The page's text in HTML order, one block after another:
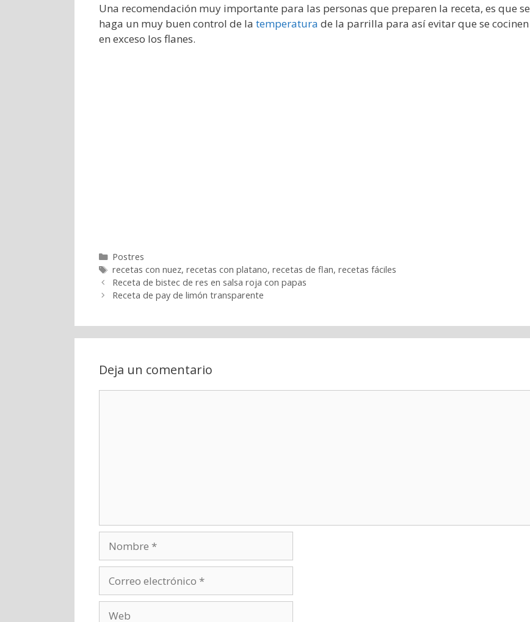
Una recomendación muy importante para las personas que preparen la receta, es que se
haga un muy buen control de la temperatura de la parrilla para así evitar que se cocinen
en exceso los flanes.
Categorías
Postres
Etiquetas
recetas con nuez, recetas con platano, recetas de flan, recetas fáciles
Receta de bistec de res en salsa roja con papas
Receta de pay de limón transparente
Deja un comentario
electrónico